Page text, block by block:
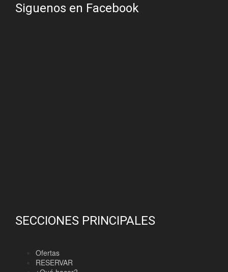
Siguenos en Facebook
SECCIONES PRINCIPALES
Ofertas
RESERVAR